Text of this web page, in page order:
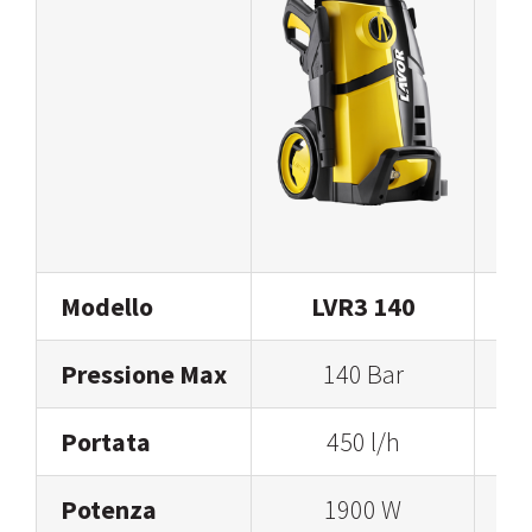
Modello LVR3 140
Pressione Max 140 Bar
Portata 450 l/h
Potenza 1900 W